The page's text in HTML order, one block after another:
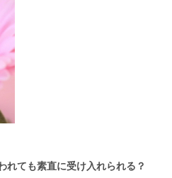
れても素直に受け入れられる？